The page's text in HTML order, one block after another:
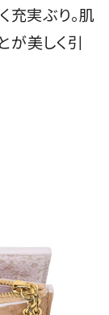
充実ぶり。肌
が美しく引